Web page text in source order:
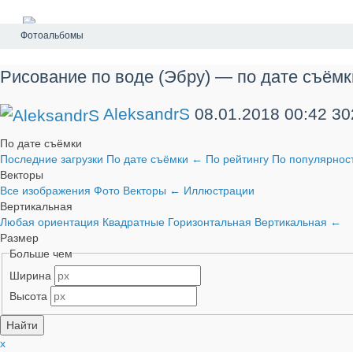
Фотоальбомы
Рисование по воде (Эбру) — по дате
AleksandrS 08.01.2018 00:42
По дате съёмки
Последние загрузки По дате съёмки ← По рейтингу По
Векторы
Все изображения Фото Векторы ← Иллюстрации
Вертикальная
Любая ориентация Квадратные Горизонтальная Вертикальная ←
Размер
Больше чем
Ширина
Высота
x